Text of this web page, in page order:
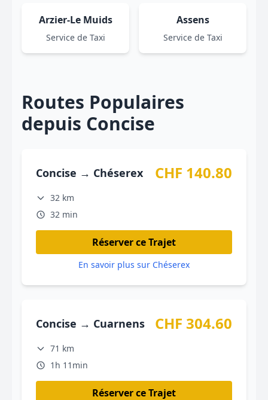
Arzier-Le Muids
Service de Taxi
Assens
Service de Taxi
Routes Populaires
depuis Concise
Concise → Chéserex CHF 140.80
32 km
32 min
Réserver ce Trajet
En savoir plus sur Chéserex
Concise → Cuarnens CHF 304.60
71 km
1h 11min
Réserver ce Trajet